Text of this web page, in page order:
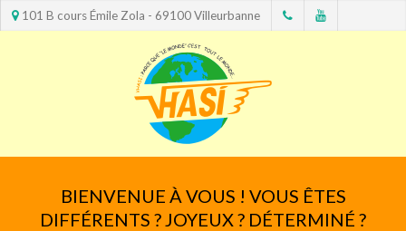
101 B cours Émile Zola - 69100 Villeurbanne
BIENVENUE À VOUS ! VOUS ÊTES
DIFFÉRENTS ? JOYEUX ? DÉTERMINÉ ?